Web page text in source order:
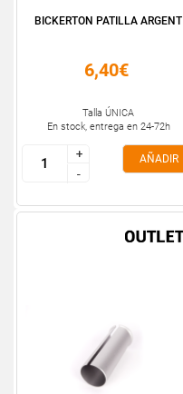
BICKERTON PATILLA ARGENT
6,40€
Talla ÚNICA
En stock, entrega en 24-72h
+
-
+
-
AÑADIR